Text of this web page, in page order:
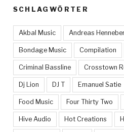
SCHLAGWÖRTER
Akbal Music Andreas
Bondage Music Compilation
Criminal Bassline Crosstown
Dj Lion DJ T Emanuel Satie
Food Music Four Thirty Two
Hive Audio Hot Creations